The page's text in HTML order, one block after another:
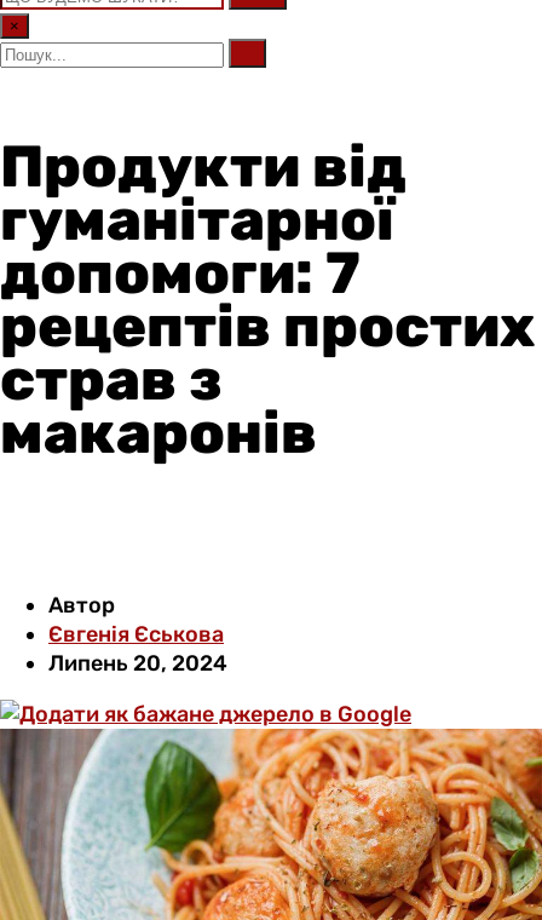
×
Продукти від
гуманітарної
допомоги: 7
рецептів простих
страв з
макаронів
Автор
Євгенія Єськова
Липень 20, 2024